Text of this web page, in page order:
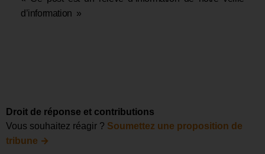
d’information »
Droit de réponse et contributions
Vous souhaitez réagir ? Soumettez une proposition de
tribune →